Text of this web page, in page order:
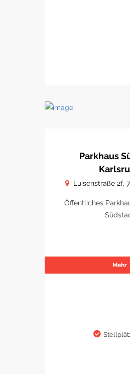
Parkhaus
Luisenstraße 2f,
Öffentliches
Mehr